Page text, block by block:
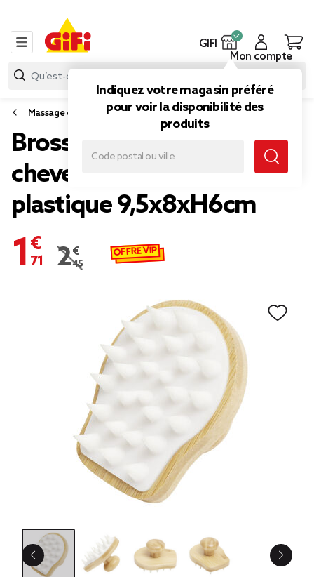
GIFI
Indiquez votre magasin préféré
pour voir la disponibilité des
produits
Mon compte
Massage et sauna
Brosse stimulante cuir
chevelu bambou et
plastique 9,5x8xH6cm
1,71 €
Prix remisé de 2,45 € à 1,71 €
2,45 € OFFRE VIP